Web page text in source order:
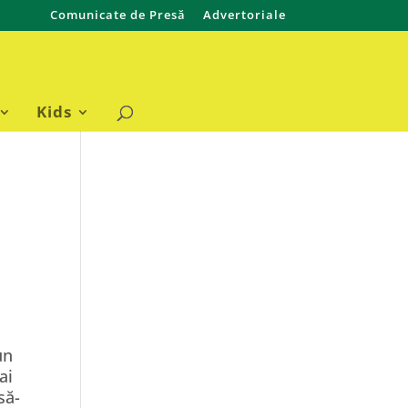
Comunicate de Presă Advertoriale
Kids